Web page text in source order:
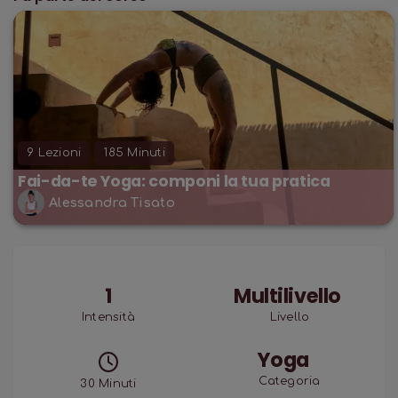
• Terzo modulo RILASSAMENTO: 3 pratiche di
rallentamento e di rilassamento, perchè per
godere dei benefici della pratica il nostro corpo
deve fermarsi ad ascoltare.
9 Lezioni 185 Minuti
Fai-da-te Yoga: componi la tua pratica
Alessandra Tisato
1
Intensità
Multilivello
Livello
30 Minuti
Yoga
Categoria